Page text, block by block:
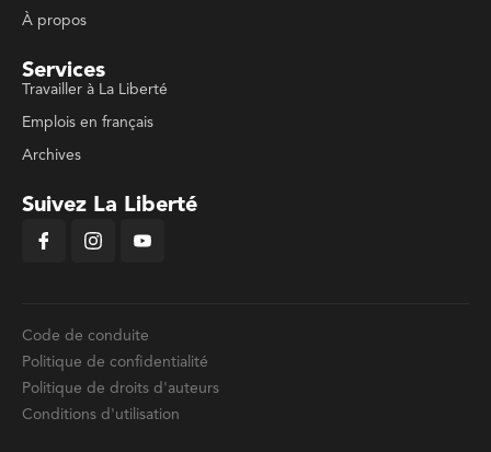
À propos
Services
Travailler à La Liberté
Emplois en français
Archives
Suivez La Liberté
Code de conduite
Politique de confidentialité
Politique de droits d'auteurs
Conditions d'utilisation